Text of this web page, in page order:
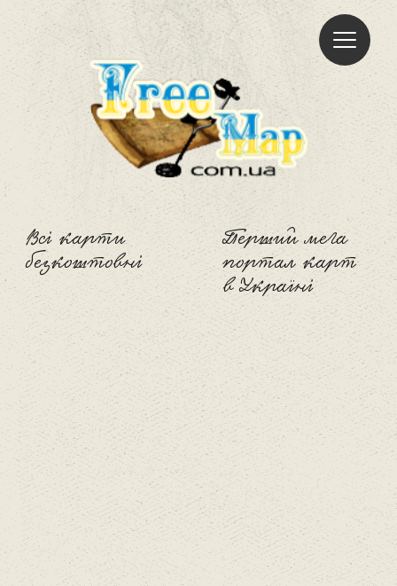
Всі карти
безкоштовні
Freemap
Перший мега
портал карт
в Україні